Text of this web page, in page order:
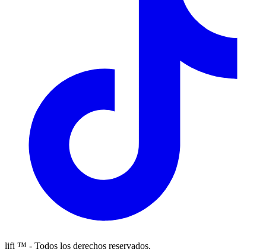
lifi ™ - Todos los derechos reservados.